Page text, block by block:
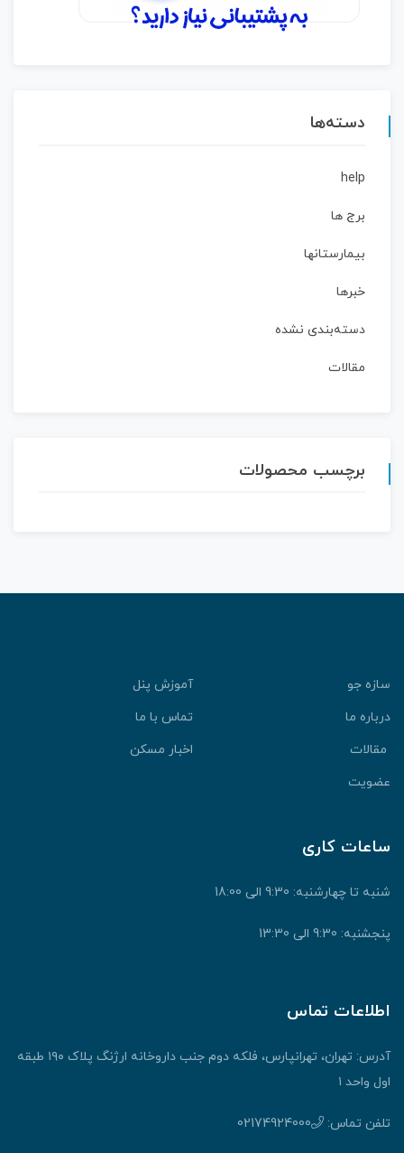
دسته‌ها
help
برج ها
بیمارستانها
خبرها
دسته‌بندی نشده
مقالات
برچسب محصولات
سازه جو
آموزش پنل
درباره ما
تماس با ما
مقالات
اخبار مسکن
عضویت
ساعات کاری
شنبه تا چهارشنبه: 9:30 الی 18:00
پنجشنبه: 9:30 الی 13:30
اطلاعات تماس
آدرس: تهران، تهرانپارس، فلکه دوم جنب داروخانه ارژنگ پلاک ۱۹۰ طبقه
اول واحد ۱
تلفن تماس: 02174924000